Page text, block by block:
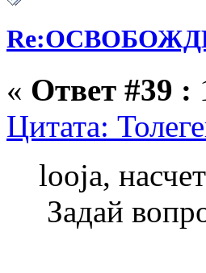
« Ответ #39 :
Цитата:
looja,
Задай